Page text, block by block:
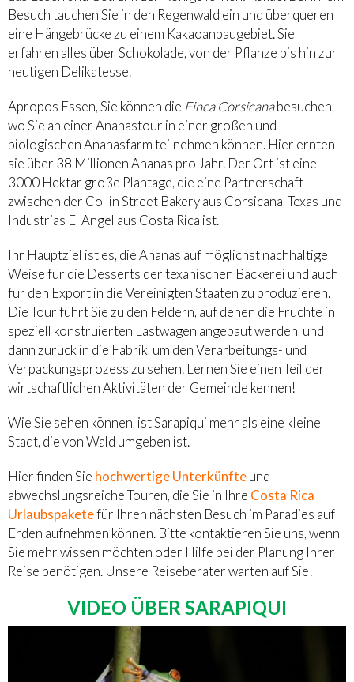
Besuch tauchen Sie in den Regenwald ein und überqueren
eine Hängebrücke zu einem Kakaoanbaugebiet. Sie
erfahren alles über Schokolade, von der Pflanze bis hin zur
heutigen Delikatesse.
Apropos Essen, Sie können die Finca Corsicanabesuchen,
wo Sie an einer Ananastour in einer großen und
biologischen Ananasfarm teilnehmen können. Hier ernten
sie über 38 Millionen Ananas pro Jahr. Der Ort ist eine
3000 Hektar große Plantage, die eine Partnerschaft
zwischen der Collin Street Bakery aus Corsicana, Texas und
Industrias El Angel aus Costa Rica ist.
Ihr Hauptziel ist es, die Ananas auf möglichst nachhaltige
Weise für die Desserts der texanischen Bäckerei und auch
für den Export in die Vereinigten Staaten zu produzieren.
Die Tour führt Sie zu den Feldern, auf denen die Früchte in
speziell konstruierten Lastwagen angebaut werden, und
dann zurück in die Fabrik, um den Verarbeitungs- und
Verpackungsprozess zu sehen. Lernen Sie einen Teil der
wirtschaftlichen Aktivitäten der Gemeinde kennen!
Wie Sie sehen können, ist Sarapiqui mehr als eine kleine
Stadt, die von Wald umgeben ist.
Hier finden Sie hochwertige Unterkünfteund
abwechslungsreiche Touren, die Sie in Ihre Costa Rica
Urlaubspaketefür Ihren nächsten Besuch im Paradies auf
Erden aufnehmen können. Bitte kontaktieren Sie uns, wenn
Sie mehr wissen möchten oder Hilfe bei der Planung Ihrer
Reise benötigen. Unsere Reiseberater warten auf Sie!
VIDEO ÜBER SARAPIQUI